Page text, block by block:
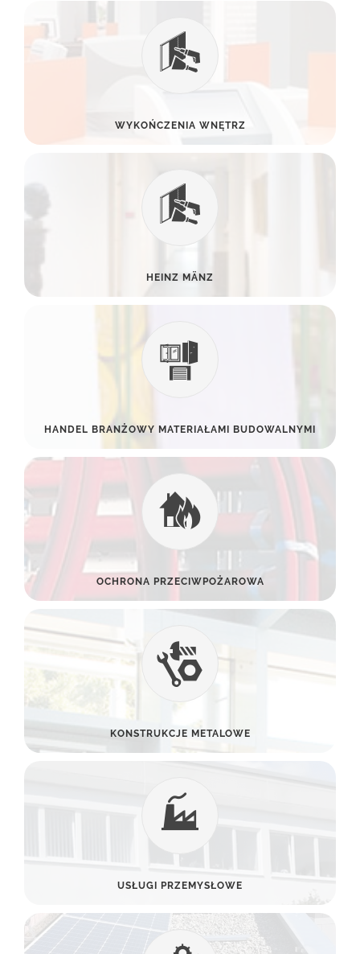
WYKOŃCZENIA WNĘTRZ
HEINZ MÄNZ
HANDEL BRANŻOWY MATERIAŁAMI BUDOWALNYMI
OCHRONA PRZECIWPOŻAROWA
KONSTRUKCJE METALOWE
USŁUGI PRZEMYSŁOWE